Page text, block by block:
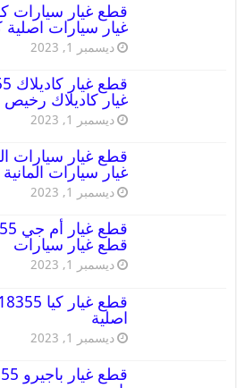
غيار سيارات اصلية
ديسمبر 1, 2023
غيار كاديلاك رخيص
ديسمبر 1, 2023
غيار سيارات
ديسمبر 1, 2023
قطع غيار سيارات
ديسمبر 1, 2023
اصلية
ديسمبر 1, 2023